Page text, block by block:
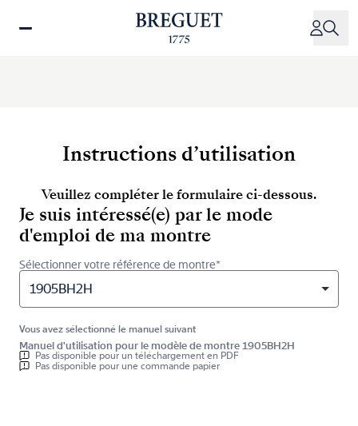
Instructions d’utilisation
Veuillez compléter le formulaire ci-dessous.
Je suis intéressé(e) par le mode
d'emploi de ma montre
Sélectionner votre référence de montre*
1905BH2H
Vous avez sélectionné le manuel suivant
Manuel d'utilisation pour le modèle de montre 1905BH2H
Pas disponible pour un téléchargement en PDF
Pas disponible pour une commande papier